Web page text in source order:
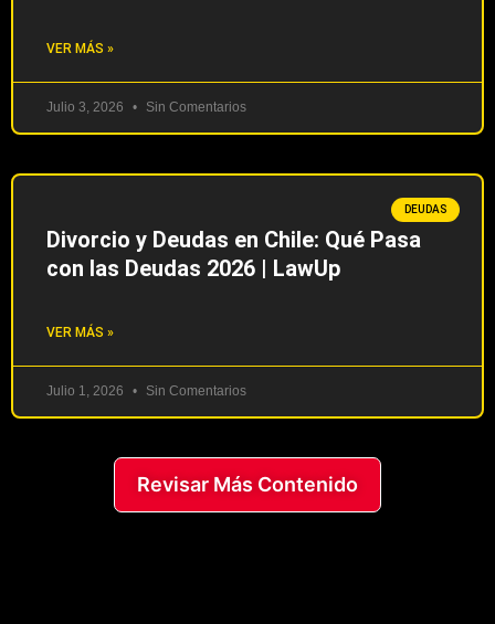
VER MÁS »
Julio 3, 2026 Sin Comentarios
DEUDAS
Divorcio y Deudas en Chile: Qué Pasa
con las Deudas 2026 | LawUp
VER MÁS »
Julio 1, 2026 Sin Comentarios
Revisar Más Contenido